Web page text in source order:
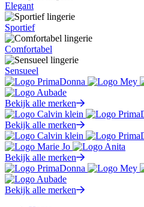
Elegant
Sportief
Comfortabel
Sensueel
Bekijk alle merken
Bekijk alle merken
Bekijk alle merken
Bekijk alle merken